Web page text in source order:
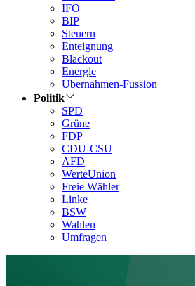
IFO
BIP
Steuern
Enteignung
Blackout
Energie
Übernahmen-Fussion
Politik
SPD
Grüne
FDP
CDU-CSU
AFD
WerteUnion
Freie Wähler
Linke
BSW
Wahlen
Umfragen